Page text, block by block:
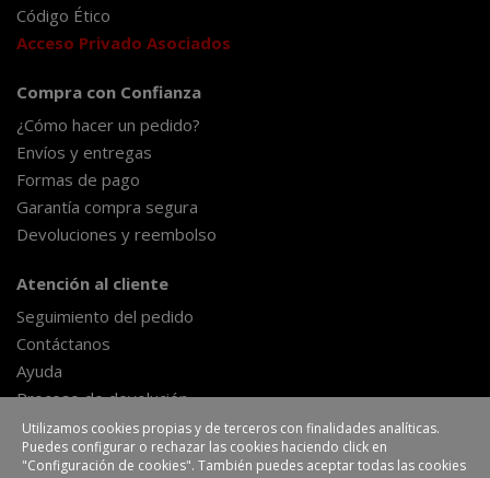
Código Ético
Acceso Privado Asociados
Compra con Confianza
¿Cómo hacer un pedido?
Envíos y entregas
Formas de pago
Garantía compra segura
Devoluciones y reembolso
Atención al cliente
Seguimiento del pedido
Contáctanos
Ayuda
Proceso de devolución
Formulario de desestimiento
Utilizamos cookies propias y de terceros con finalidades analíticas.
Puedes configurar o rechazar las cookies haciendo click en
"Configuración de cookies". También puedes aceptar todas las cookies